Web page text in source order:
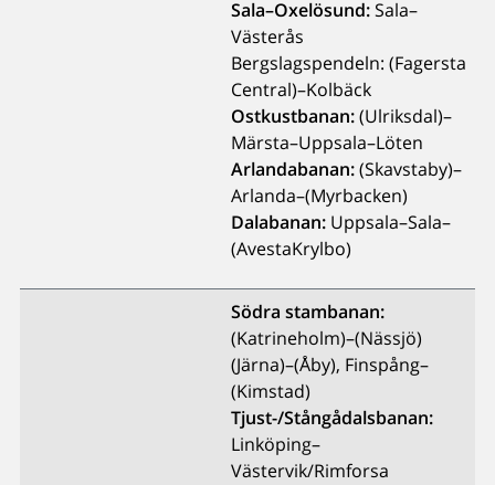
Sala–Oxelösund:Sala–
Västerås
Bergslagspendeln: (Fagersta
Central)–Kolbäck
Ostkustbanan:(Ulriksdal)–
Märsta–Uppsala–Löten
Arlandabanan:(Skavstaby)–
Arlanda–(Myrbacken)
Dalabanan:Uppsala–Sala–
(AvestaKrylbo)
Södra stambanan:
(Katrineholm)–(Nässjö)
(Järna)–(Åby), Finspång–
(Kimstad)
Tjust-/Stångådalsbanan:
Linköping–
Västervik/Rimforsa